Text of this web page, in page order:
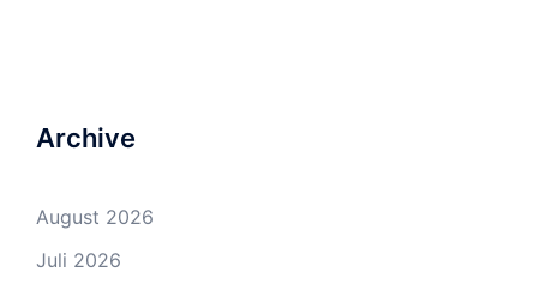
Archive
August 2026
Juli 2026